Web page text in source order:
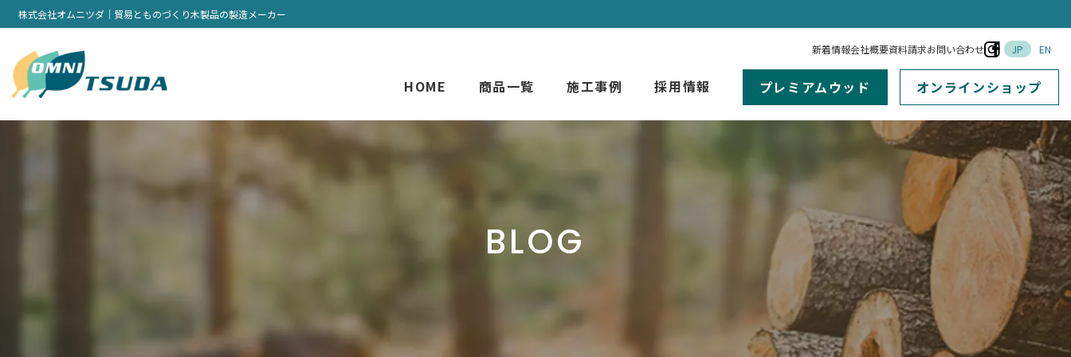
株式会社オムニツダ｜貿易とものづくり木製品の製造メーカー
新着情報会社概要資料請求お問い合わせ JP EN
HOME 商品一覧 施工事例 採用情報 プレミアムウッド オンラインショップ
BLOG